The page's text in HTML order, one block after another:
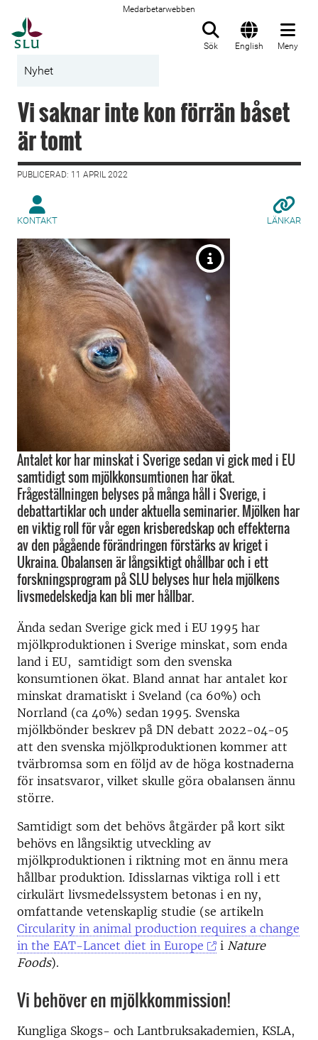
Medarbetarwebben
Sök English Meny
Nyhet
Vi saknar inte kon förrän båset
är tomt
PUBLICERAD: 11 APRIL 2022
KONTAKT LÄNKAR
Antalet kor har minskat i Sverige sedan vi gick med i EU
samtidigt som mjölkkonsumtionen har ökat.
Frågeställningen belyses på många håll i Sverige, i
debattartiklar och under aktuella seminarier. Mjölken har
en viktig roll för vår egen krisberedskap och effekterna
av den pågående förändringen förstärks av kriget i
Ukraina. Obalansen är långsiktigt ohållbar och i ett
forskningsprogram på SLU belyses hur hela mjölkens
livsmedelskedja kan bli mer hållbar.
Ända sedan Sverige gick med i EU 1995 har
mjölkproduktionen i Sverige minskat, som enda
land i EU, samtidigt som den svenska
konsumtionen ökat. Bland annat har antalet kor
minskat dramatiskt i Sveland (ca 60%) och
Norrland (ca 40%) sedan 1995. Svenska
mjölkbönder beskrev på DN debatt 2022-04-05
att den svenska mjölkproduktionen kommer att
tvärbromsa som en följd av de höga kostnaderna
för insatsvaror, vilket skulle göra obalansen ännu
större.
Samtidigt som det behövs åtgärder på kort sikt
behövs en långsiktig utveckling av
mjölkproduktionen i riktning mot en ännu mera
hållbar produktion. Idisslarnas viktiga roll i ett
cirkulärt livsmedelssystem betonas i en ny,
omfattande vetenskaplig studie (se artikeln
Circularity in animal production requires a change
in the EAT-Lancet diet in Europe
i Nature
Foods).
Vi behöver en mjölkkommission!
Kungliga Skogs- och Lantbruksakademien, KSLA,